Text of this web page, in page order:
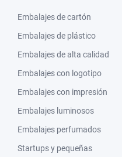
Embalajes de cartón
Embalajes de plástico
Embalajes de alta calidad
Embalajes con logotipo
Embalajes con impresión
Embalajes luminosos
Embalajes perfumados
Startups y pequeñas